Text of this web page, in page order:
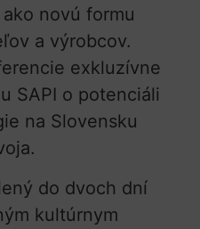
novú formu
a výrobcov.
exkluzívne
SAPI o potenciáli
na Slovensku
do dvoch dní
kultúrnym